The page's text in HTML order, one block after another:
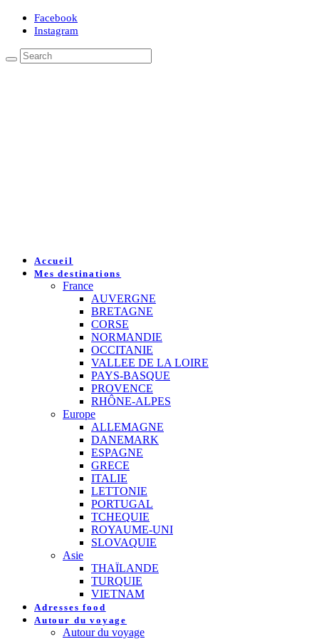
Facebook
Instagram
Accueil
Mes destinations
France
AUVERGNE
BRETAGNE
CORSE
NORMANDIE
OCCITANIE
VALLEE DE LA LOIRE
PAYS-BASQUE
PROVENCE
RHÔNE-ALPES
Europe
ALLEMAGNE
DANEMARK
ESPAGNE
GRECE
ITALIE
LETTONIE
PORTUGAL
TCHEQUIE
ROYAUME-UNI
SLOVAQUIE
Asie
THAÏLANDE
TURQUIE
VIETNAM
Adresses food
Autour du voyage
Autour du voyage